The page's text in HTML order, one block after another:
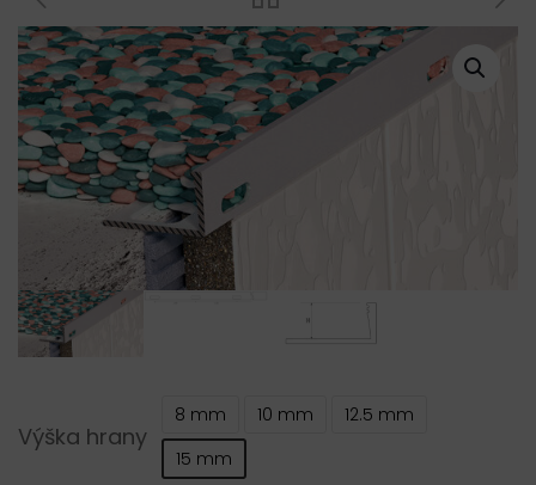
Výška hrany
8 mm 10 mm
12.5 mm
15 mm